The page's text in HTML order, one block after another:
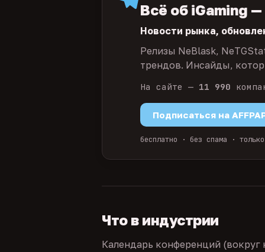
Всё об iGaming
Новости рынка,
Релизы NeBlask,
трендов. Инсайды,
На сайте — 11 990
Подписаться на
бесплатно · без спама ·
Что в индустрии
Календарь конференций